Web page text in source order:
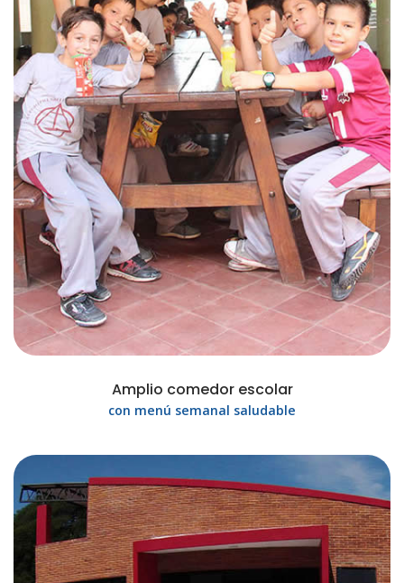
Amplio comedor escolar
con menú semanal saludable